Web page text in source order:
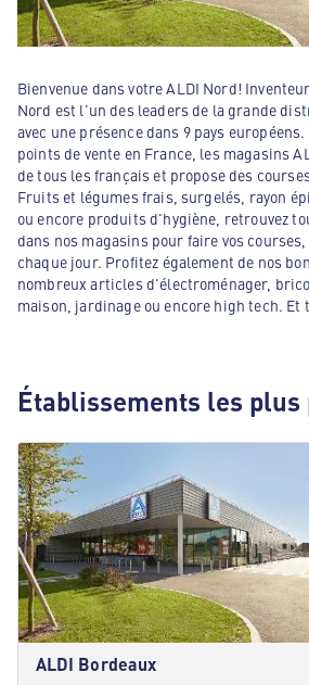
Bienvenue dans votre ALDI Nord!
Nord est l'un des leaders de la grande
avec une présence dans 9 pays
points de vente en France, les magasins
de tous les français et propose des
Fruits et légumes frais, surgelés, rayon
ou encore produits d'hygiène, retrouvez
dans nos magasins pour faire vos
chaque jour. Profitez également de nos
nombreux articles d'électroménager,
maison, jardinage ou encore high tech. Et
Établissements les plus
ALDI Bordeaux